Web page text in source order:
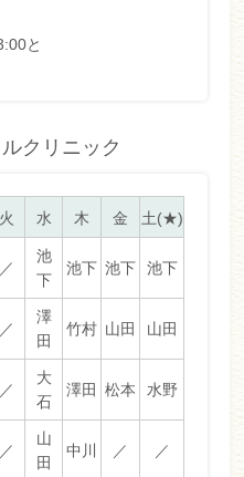
と
クリニック
火 水 木 金 土(★)
／
池
下
池下 池下 池下
／
澤
田
竹村 山田 山田
／
大
石
澤田 松本 水野
／
山
田
中川 ／ ／